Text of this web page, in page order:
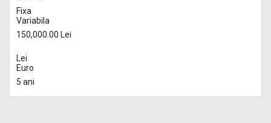
Fixa
Variabila
150,000.00 Lei
Lei
Euro
5 ani